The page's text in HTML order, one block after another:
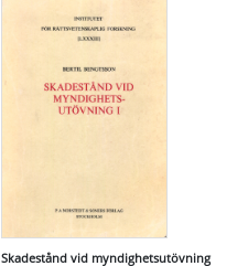
Skadestånd vid myndighetsutövning